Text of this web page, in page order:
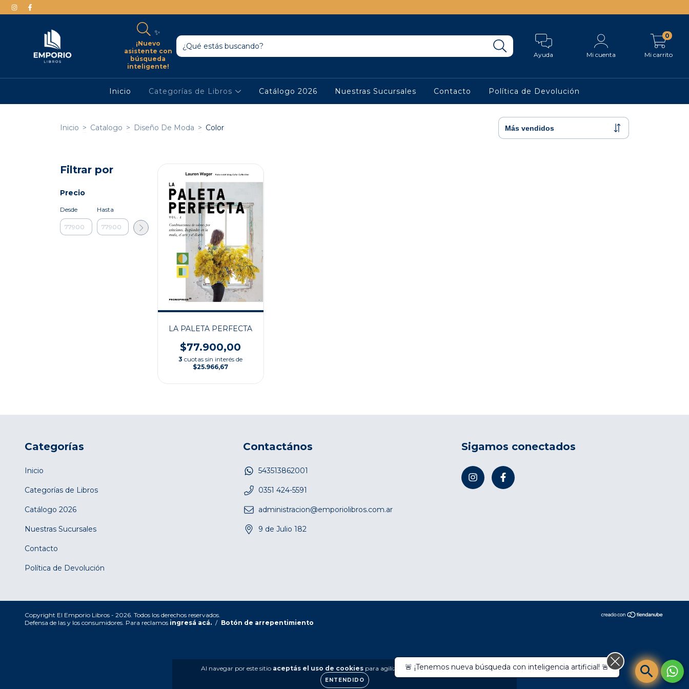
✨
¡Nuevo
asistente con
búsqueda
inteligente!
Ayuda Mi cuenta Mi carrito
0
Inicio Categorías de Libros Catálogo 2026 Nuestras Sucursales Contacto Política de Devolución
Al navegar por este sitio aceptás el uso de cookies para agilizar tu experiencia de compra.
ENTENDIDO
Inicio > Catalogo > Diseño De Moda > Color
Filtrar por
Precio
Desde Hasta
LA PALETA PERFECTA
$77.900,00
3 cuotas sin interés de
$25.966,67
Categorías
Inicio
Categorías de Libros
Catálogo 2026
Nuestras Sucursales
Contacto
Política de Devolución
Contactános
543513862001
0351 424-5591
administracion@emporiolibros.com.ar
9 de Julio 182
Sigamos conectados
Copyright El Emporio Libros - 2026. Todos los derechos reservados.
Defensa de las y los consumidores. Para reclamos ingresá acá. / Botón de arrepentimiento